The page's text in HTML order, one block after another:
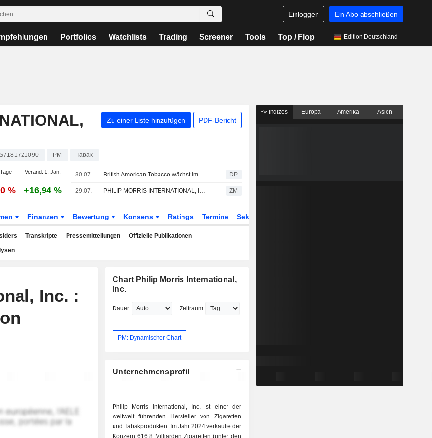
Einloggen Ein Abo abschließen
Portfolios Watchlists Trading Screener Tools Top / Flop Edition Deutschland
Zu einer Liste hinzufügen PDF-Bericht
PM Tabak
Veränd. 1. Jan.
% +16,94 %
30.07. British American Tobacco wächst im Halbjahr - Analyst moniert Marge DP
29.07. PHILIP MORRIS INTERNATIONAL, INC. : Bewertung von Barclays kaufen ZM
Finanzen Bewertung Konsens Ratings Termine Sektor
Transkripte Pressemitteilungen Offizielle Publikationen
Inc. :
Chart Philip Morris International,
Inc.
Dauer Zeitraum
PM: Dynamischer Chart
Unternehmensprofil
Philip Morris International, Inc. ist einer der
weltweit führenden Hersteller von Zigaretten
und Tabakprodukten. Im Jahr 2024 verkaufte der
Konzern 616,8 Milliarden Zigaretten (unter den
Indizes Europa Amerika Asien